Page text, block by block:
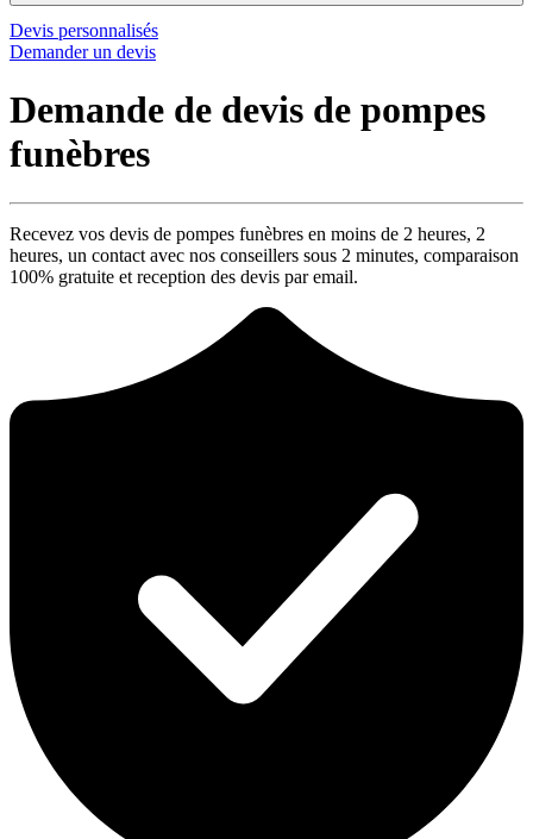
Devis personnalisés
Demander un devis
Demande de devis de pompes
funèbres
Recevez vos devis de pompes funèbres en moins de 2 heures, 2
heures, un contact avec nos conseillers sous 2 minutes, comparaison
100% gratuite et reception des devis par email.